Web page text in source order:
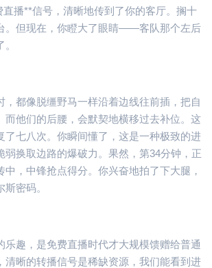
播**信号，清晰地传到了你的客厅。搁十
。但现在，你瞪大了眼睛——客队那个左后
，都像脱缰野马一样沿着边线往前插，把自
而他们的后腰，会默契地横移过去补位。这
了七八次。你瞬间懂了，这是一种极致的进
弱换取边路的爆破力。果然，第34分钟，正
中，中锋抢点得分。你兴奋地拍了下大腿，
密码。
乐趣，是免费直播时代才大规模馈赠给普通
清晰的转播信号是稀缺资源，我们能看到进